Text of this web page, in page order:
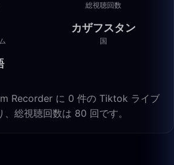
総視聴回数
カザフスタン
国
Recorder に 0 件の Tiktok ライブ
総視聴回数は 80 回です。